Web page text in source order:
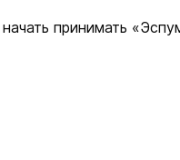
принимать